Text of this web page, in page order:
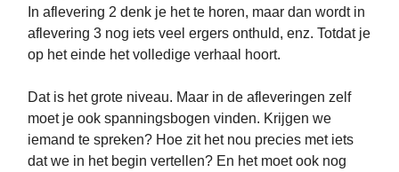
In aflevering 2 denk je het te horen, maar dan wordt in
aflevering 3 nog iets veel ergers onthuld, enz. Totdat je
op het einde het volledige verhaal hoort.
Dat is het grote niveau. Maar in de afleveringen zelf
moet je ook spanningsbogen vinden. Krijgen we
iemand te spreken? Hoe zit het nou precies met iets
dat we in het begin vertellen? En het moet ook nog